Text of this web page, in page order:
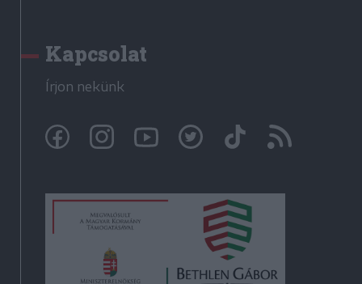
Kapcsolat
Írjon nekünk